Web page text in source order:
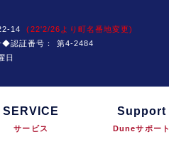
14(22'2/26より町名番地変更)
認証番号： 第4-2484
日
SERVICE
サービス
Support
Duneサポート